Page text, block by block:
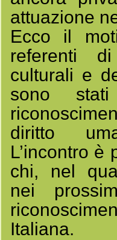
attuazione
Ecco il
referenti
culturali e
sono
diritto
L’incontro è
chi, nel
nei
Italiana.